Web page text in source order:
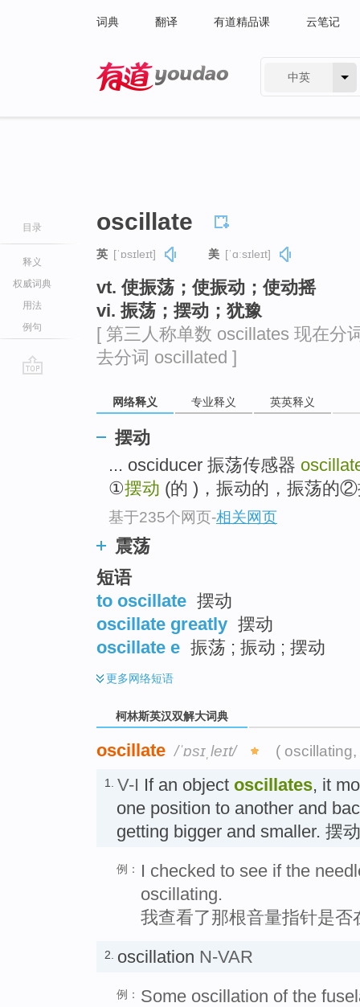
词典 翻译 有道精品课 云笔记
中英
目录
释义
权威词典
用法
例句
oscillate
英 [ˈɒsɪleɪt] 美 [ˈɑːsɪleɪt]
vt. 使振荡；使振动；使动摇
vi. 振荡；摆动；犹豫
[ 第三人称单数 oscillates 现在分
去分词 oscillated ]
网络释义 专业释义 英英释义
摆动
... osciducer 振荡传感器
①摆动 (的 )，振动的，振荡的
基于235个网页-相关网页
震荡
短语
to oscillate 摆动
oscillate greatly 摆动
oscillate e 振荡 ; 振动 ; 摆动
更多网络短语
柯林斯英汉双解大词典
oscillate /ˈɒsɪˌleɪt/ (
1. V-I If an object oscillates, it
one position to another and
getting bigger and smaller. 摆
例：
I checked to see if the
oscillating.
我查看了那根音量指针是否
2. oscillation N-VAR
例： Some oscillation of the